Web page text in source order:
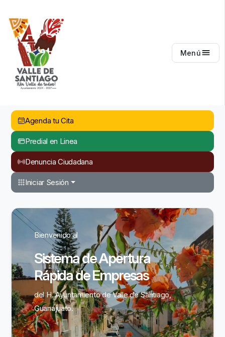
Menú
Agenda tu Cita
Predial en Linea
Denuncia Ciudadana
Iniciar Sesión
Bienvenido al
Sistema de Apertura
Rápida de Empresas
del H. Ayuntamiento de Valle de Santiago,
Guanajuato.